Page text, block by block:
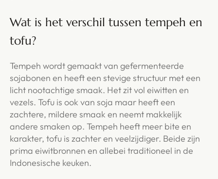
Wat is het verschil tussen tempeh en
tofu?
Tempeh wordt gemaakt van gefermenteerde
sojabonen en heeft een stevige structuur met een
licht nootachtige smaak. Het zit vol eiwitten en
vezels. Tofu is ook van soja maar heeft een
zachtere, mildere smaak en neemt makkelijk
andere smaken op. Tempeh heeft meer bite en
karakter, tofu is zachter en veelzijdiger. Beide zijn
prima eiwitbronnen en allebei traditioneel in de
Indonesische keuken.